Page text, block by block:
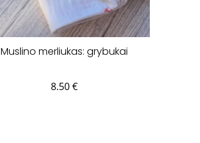
Muslino merliukas: grybukai
8.50€